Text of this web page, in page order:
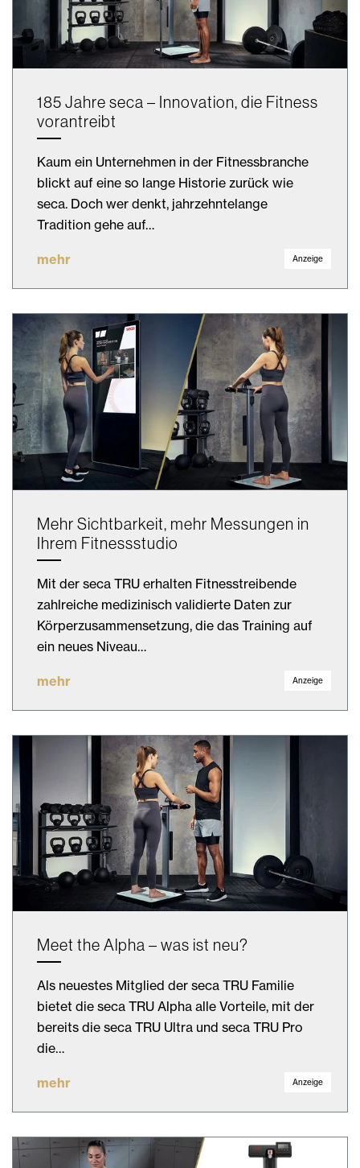
185 Jahre seca – Innovation, die Fitness
vorantreibt
Kaum ein Unternehmen in der Fitnessbranche
blickt auf eine so lange Historie zurück wie
seca. Doch wer denkt, jahrzehntelange
Tradition gehe auf…
mehr Anzeige
Mehr Sichtbarkeit, mehr Messungen in
Ihrem Fitnessstudio
Mit der seca TRU erhalten Fitnesstreibende
zahlreiche medizinisch validierte Daten zur
Körperzusammensetzung, die das Training auf
ein neues Niveau…
mehr Anzeige
Meet the Alpha – was ist neu?
Als neuestes Mitglied der seca TRU Familie
bietet die seca TRU Alpha alle Vorteile, mit der
bereits die seca TRU Ultra und seca TRU Pro
die…
mehr Anzeige